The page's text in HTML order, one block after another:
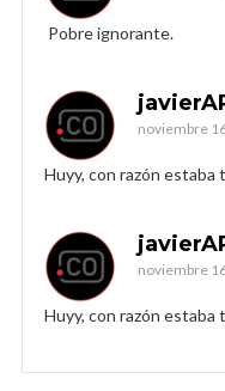
Pobre ignorante.
noviembre
Huyy, con razón estaba
noviembre
Huyy, con razón estaba